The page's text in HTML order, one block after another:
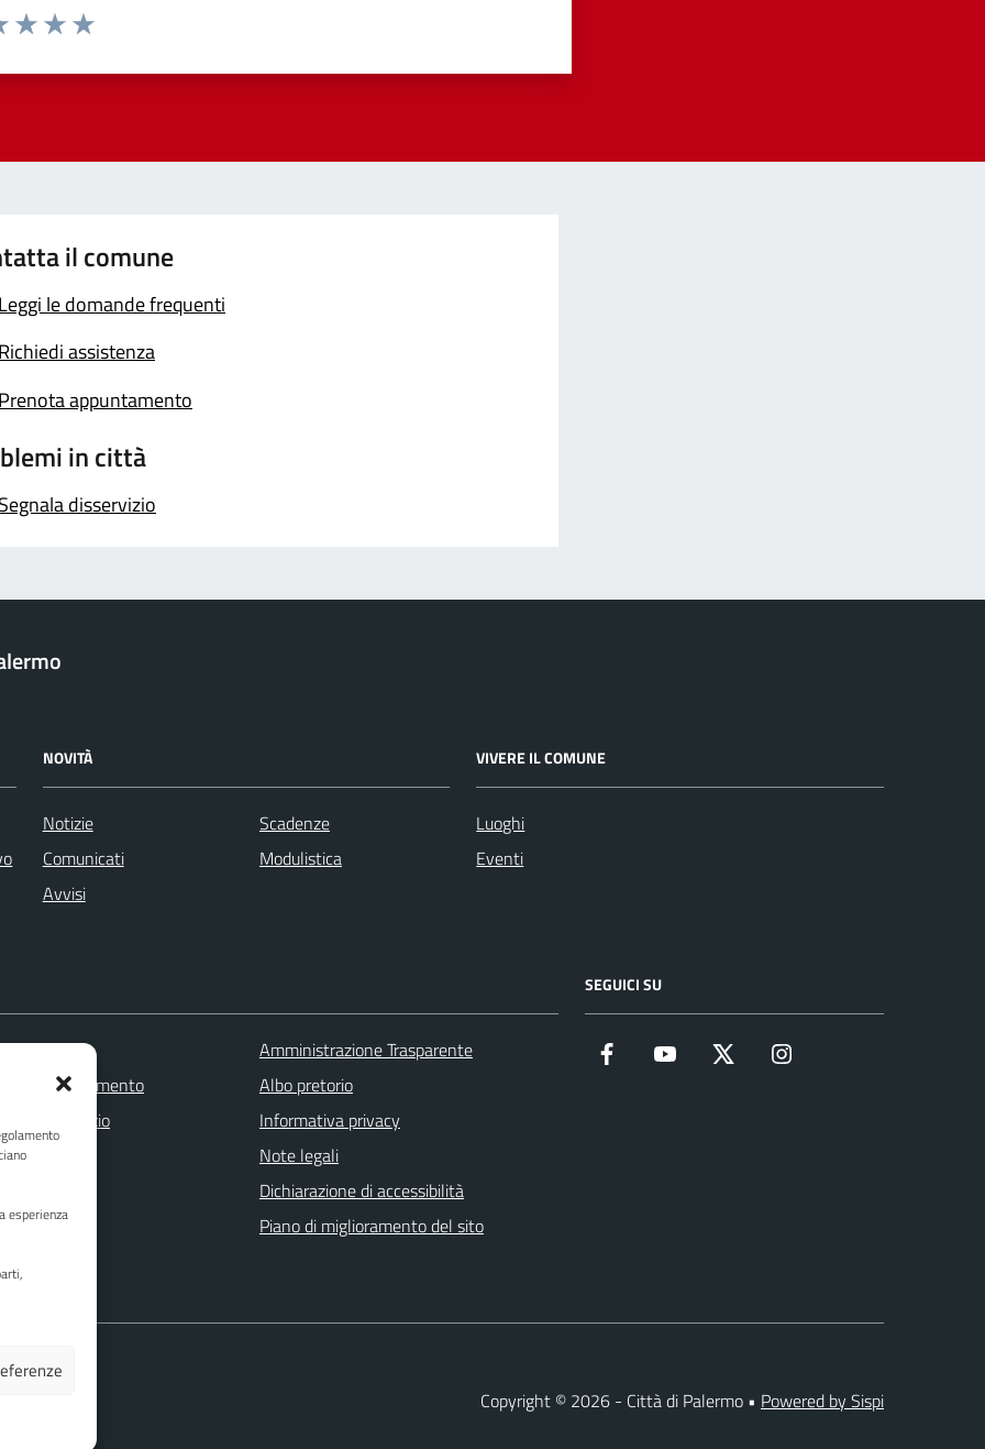
esperienza
il comune
le domande frequenti
assistenza
appuntamento
in città
disservizio
NOVITÀ
Notizie
Comunicati
Avvisi
Scadenze
Modulistica
VIVERE IL COMUNE
Luoghi
Eventi
appuntamento
disservizio
Amministrazione Trasparente
Albo pretorio
Informativa privacy
Note legali
Dichiarazione di accessibilità
Piano di miglioramento del sito
SEGUICI SU
Facebook YouTube Twitter
Copyright © 2026 - Città di Palermo • Powered by Sispi